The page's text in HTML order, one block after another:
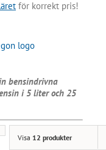
för korrekt pris!
bensindrivna
i 5 liter och 25
Visa 12 produkter